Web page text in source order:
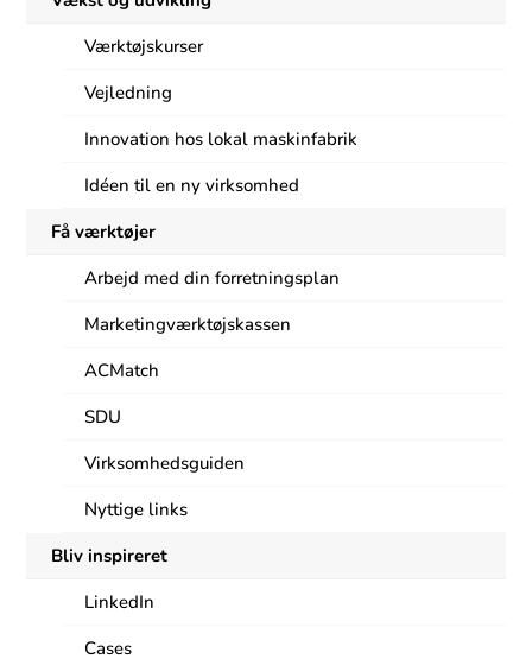
Værktøjskurser
Vejledning
Innovation hos lokal maskinfabrik
Idéen til en ny virksomhed
Få værktøjer
Arbejd med din forretningsplan
Marketingværktøjskassen
ACMatch
SDU
Virksomhedsguiden
Nyttige links
Bliv inspireret
LinkedIn
Cases